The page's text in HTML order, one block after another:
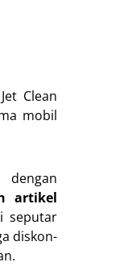
Clean
mobil
dengan
artikel
seputar
diskon-
.